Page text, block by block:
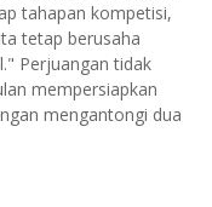
tahapan kompetisi,
tetap berusaha
Perjuangan tidak
mempersiapkan
mengantongi dua